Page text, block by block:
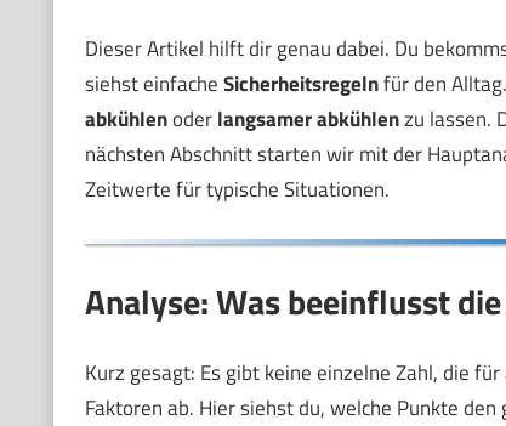
Dieser Artikel hilft dir genau dabei. Du
siehst einfacheSicherheitsregelnfür den
abkühlenoderlangsamer abkühlenzu lassen.
nächsten Abschnitt starten wir mit der
Zeitwerte für typische Situationen.
Analyse: Was beeinflusst
Kurz gesagt: Es gibt keine einzelne Zahl, die
Faktoren ab. Hier siehst du, welche Punkte